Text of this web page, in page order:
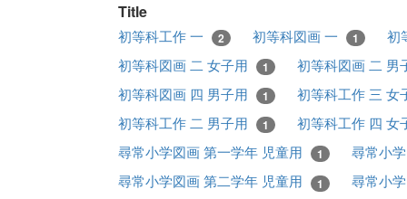
Title
初等科工作 一 2 初等科図画 一 1
初
初等科図画 二 女子用
1
初等科図画 二 男
初等科図画 四 男子用
1
初等科工作 三 女
初等科工作 二 男子用
1
初等科工作 四 女
尋常小学図画 第一学年 児童用
1
尋常小
尋常小学図画 第二学年 児童用
1
尋常小